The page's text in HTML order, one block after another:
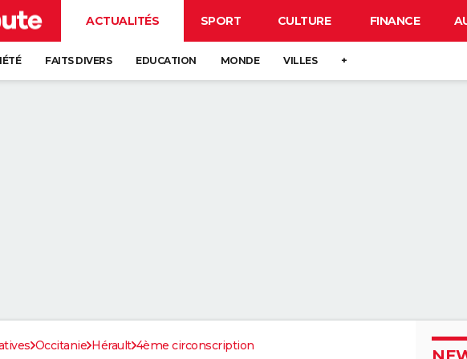
ACTUALITÉS SPORT CULTURE FINANCE
FAITS DIVERS EDUCATION MONDE VILLES +
Occitanie Hérault 4ème circonscription